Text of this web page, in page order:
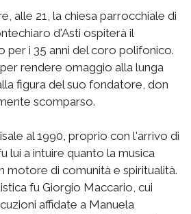
alle 21, la chiesa parrocchiale di
d'Asti ospiterà il
i 35 anni del coro polifonico.
rendere omaggio alla lunga
figura del suo fondatore, don
scomparso.
al 1990, proprio con l'arrivo di
lui a intuire quanto la musica
motore di comunità e spiritualità.
fu Giorgio Maccario, cui
affidate a Manuela